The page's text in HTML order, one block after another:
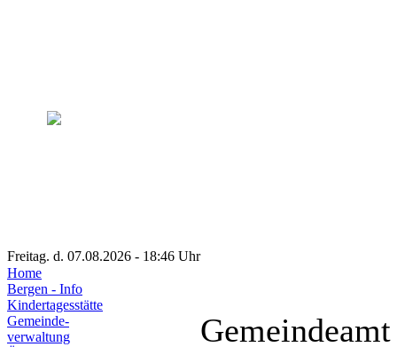
Freitag. d. 07.08.2026 - 18:46 Uhr
Home
Bergen - Info
Kindertagesstätte
Gemeinde-
verwaltung